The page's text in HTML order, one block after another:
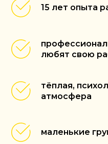
15 лет опыта
любят свою
тёплая,
атмосфера
маленькие